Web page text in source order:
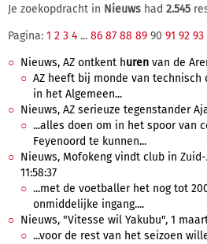
Je zoekopdracht in Nieuws had 2.545
Pagina: 1 2 3 4 ... 86 87 88 89 90 91 92 93
Nieuws, AZ ontkent huren van de
AZ heeft bij monde van technisch
in het Algemeen...
Nieuws, AZ serieuze tegenstander
...alles doen om in het spoor van
Feyenoord te kunnen...
Nieuws, Mofokeng vindt club in
11:58:37
...met de voetballer het nog tot
onmiddelijke ingang....
Nieuws, "Vitesse wil Yakubu", 1 maart
...voor de rest van het seizoen